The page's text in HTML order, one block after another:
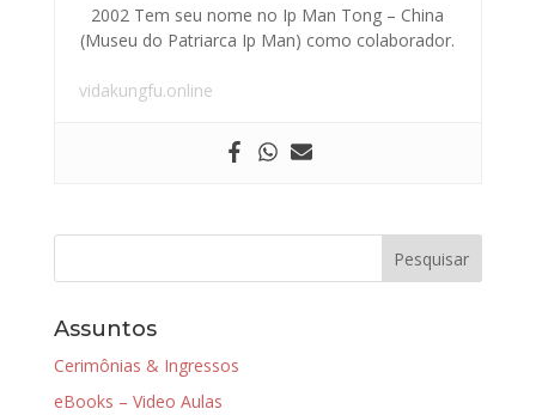
2002 Tem seu nome no Ip Man Tong – China
(Museu do Patriarca Ip Man) como colaborador.
vidakungfu.online
Assuntos
Cerimônias & Ingressos
eBooks – Video Aulas